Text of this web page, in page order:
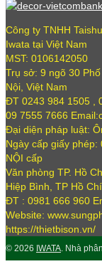
Công ty TNHH
Iwata tại Việt Nam
MST: 0106142050
Trụ sở: 9 ngõ 30
Nội, Việt Nam
ĐT 0243 984 1505 ,
09 7555 7666
Đại diện pháp luật:
Ngày cấp giấy
NỘI cấp
Văn phòng TP. Hồ
Hiệp Bình, TP Hồ
ĐT : 0981 666 960
Website:
https://thietbison.vn/
© 2026 IWATA. Nhà